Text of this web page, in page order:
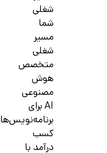
شغلی
شما
مسیر
شغلی
متخصص
هوش
مصنوعی
AI برای
برنامه‌نویس‌ها
کسب
درآمد با